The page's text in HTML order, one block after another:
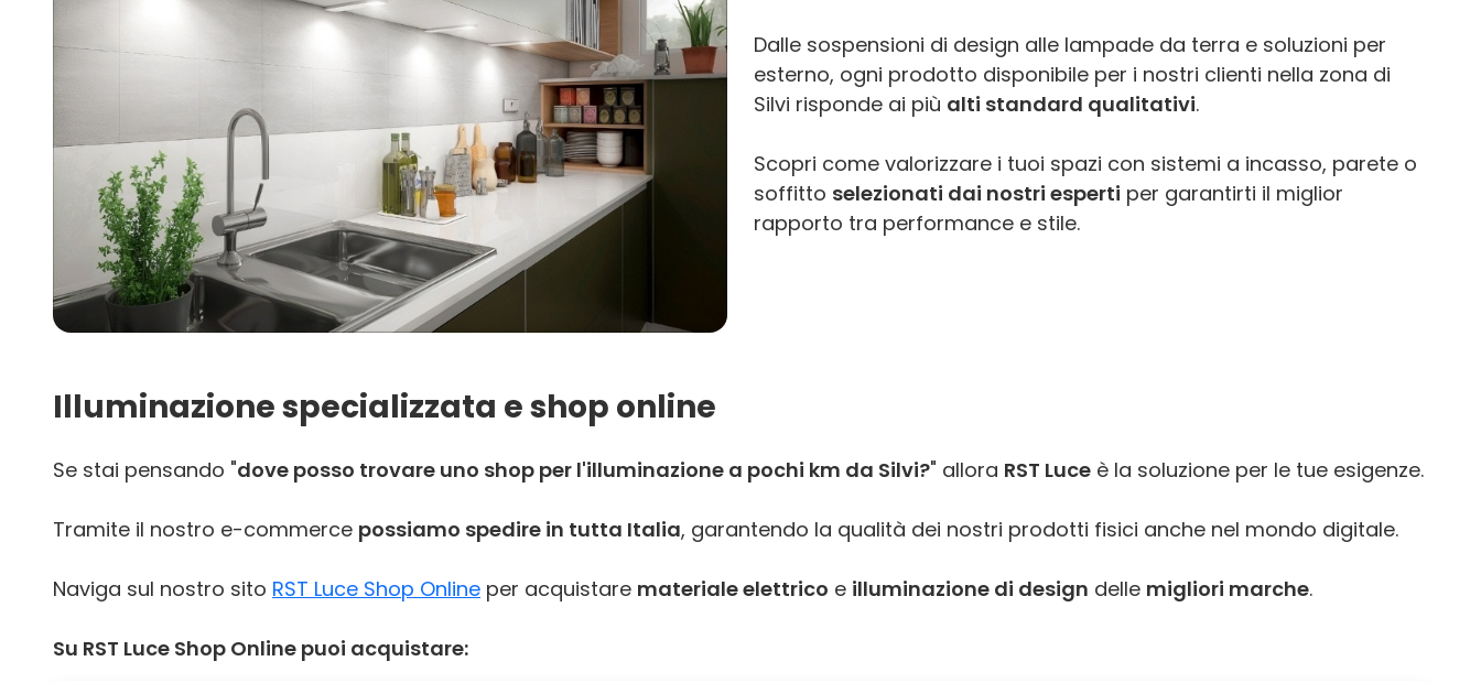
Dalle sospensioni di design alle lampade da terra e soluzioni per
esterno, ogni prodotto disponibile per i nostri clienti nella zona di
Silvi risponde ai più alti standard qualitativi.
Scopri come valorizzare i tuoi spazi con sistemi a incasso, parete o
soffitto selezionati dai nostri esperti per garantirti il miglior
rapporto tra performance e stile.
Illuminazione specializzata e shop online
Se stai pensando "dove posso trovare uno shop per l'illuminazione a pochi km da Silvi?" allora RST Luce è la soluzione per le tue esigenze.
Tramite il nostro e-commerce possiamo spedire in tutta Italia, garantendo la qualità dei nostri prodotti fisici anche nel mondo digitale.
Naviga sul nostro sito RST Luce Shop Online per acquistare materiale elettrico e illuminazione di design delle migliori marche.
Su RST Luce Shop Online puoi acquistare: